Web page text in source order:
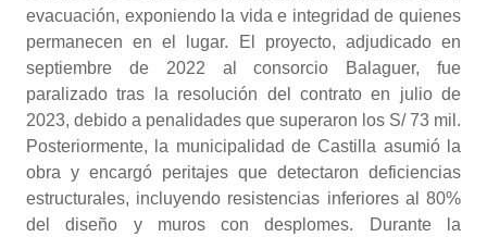
evacuación, exponiendo la vida e integridad de quienes
permanecen en el lugar. El proyecto, adjudicado en
septiembre de 2022 al consorcio Balaguer, fue
paralizado tras la resolución del contrato en julio de
2023, debido a penalidades que superaron los S/ 73 mil.
Posteriormente, la municipalidad de Castilla asumió la
obra y encargó peritajes que detectaron deficiencias
estructurales, incluyendo resistencias inferiores al 80%
del diseño y muros con desplomes. Durante la